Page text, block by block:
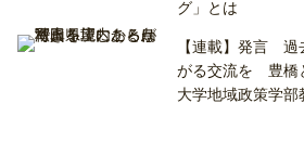
グ」とは
【連載】発言 過
がる交流を 豊橋
大学地域政策学